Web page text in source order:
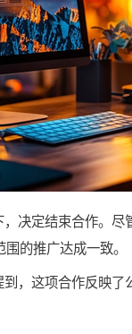
决定结束合作。
的推广达成一致。
，这项合作反映